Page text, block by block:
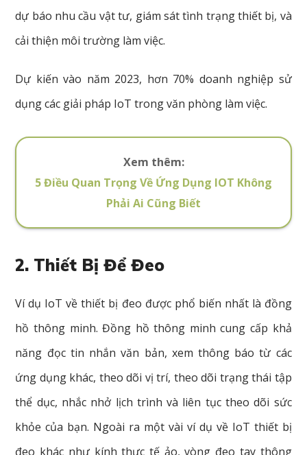
dự báo nhu cầu vật tư, giám sát tình trạng thiết bị, và
cải thiện môi trường làm việc.
Dự kiến vào năm 2023, hơn 70% doanh nghiệp sử
dụng các giải pháp IoT trong văn phòng làm việc.
Xem thêm:
5 Điều Quan Trọng Về Ứng Dụng IOT Không
Phải Ai Cũng Biết
2. Thiết Bị Để Đeo
Ví dụ IoT về thiết bị đeo được phổ biến nhất là đồng
hồ thông minh.Đồng hồ thông minh cung cấp khả
năng đọc tin nhắn văn bản, xem thông báo từ các
ứng dụng khác, theo dõi vị trí, theo dõi trạng thái tập
thể dục, nhắc nhở lịch trình và liên tục theo dõi sức
khỏe của bạn. Ngoài ra một vài ví dụ về IoT thiết bị
đeo khác như kính thực tế ảo, vòng đeo tay thông